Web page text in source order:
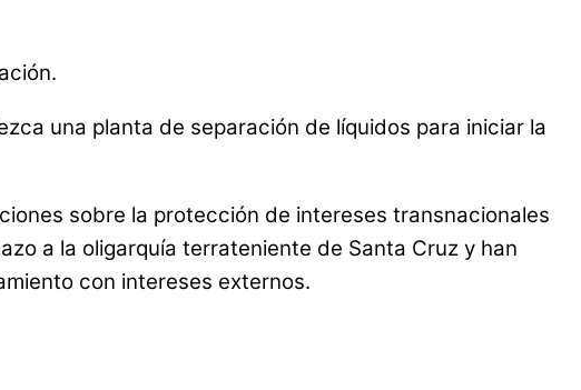
una planta de separación de líquidos para iniciar la
sobre la protección de intereses transnacionales
a la oligarquía terrateniente de Santa Cruz y han
con intereses externos.